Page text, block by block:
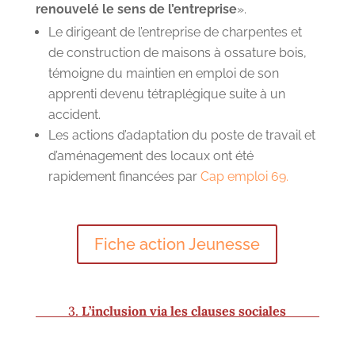
renouvelé le sens de l’entreprise».
Le dirigeant de l’entreprise de charpentes et
de construction de maisons à ossature bois,
témoigne du maintien en emploi de son
apprenti devenu tétraplégique suite à un
accident.
Les actions d’adaptation du poste de travail et
d’aménagement des locaux ont été
rapidement financées par Cap emploi 69.
Fiche action Jeunesse
3.L’inclusion via les clauses sociales